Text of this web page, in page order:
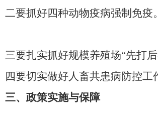
二要抓好四种动物疫病强制免疫。
三要扎实抓好规模养殖场“先打后
四要切实做好人畜共患病防控工
三、政策实施与保障